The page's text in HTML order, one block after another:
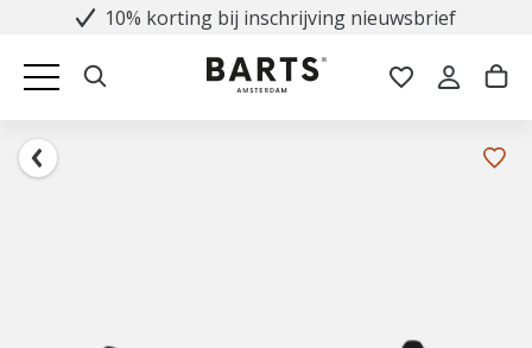
10% korting bij inschrijving nieuwsbrief